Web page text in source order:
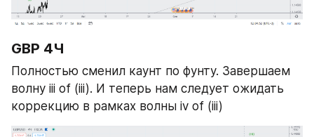
GBP 4Ч
Полностью сменил каунт по фунту. Завершаем
волну iii of (iii). И теперь нам следует ожидать
коррекцию в рамках волны iv of (iii)